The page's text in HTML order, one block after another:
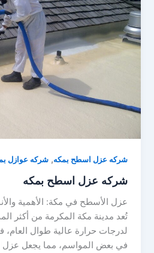
شركه عزل اسطح بمكه,شركه عوازل
شركه عزل اسطح بمكه
عزل الأسطح في مكة: الأهمية
تُعد مدينة مكة المكرمة من أكثر
لدرجات حرارة عالية طوال
في بعض المواسم، مما يجعل عزل